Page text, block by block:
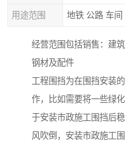
用途范围 地铁 公路 车
经营范围包括销售：建
钢材及配件
工程围挡为在围挡安装
作，比如需要将一些绿
于安装市政施工围挡后
风吹倒，安装市政施工